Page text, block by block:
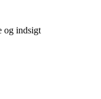
og indsigt